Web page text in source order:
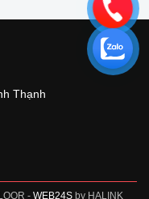
Thạnh
- WEB24S by HALINK